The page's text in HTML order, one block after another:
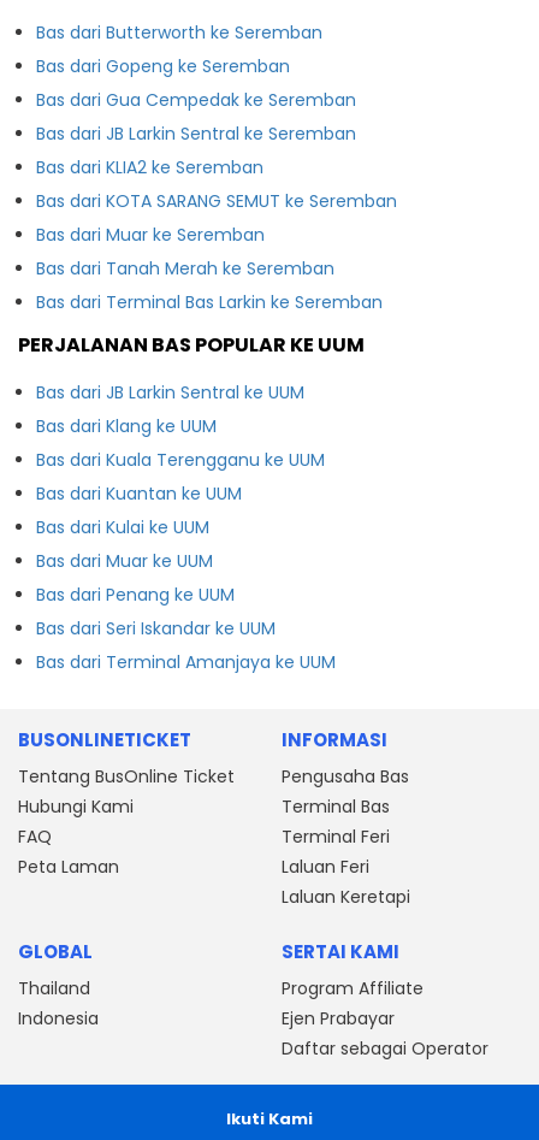
Bas dari Butterworth ke Seremban
Bas dari Gopeng ke Seremban
Bas dari Gua Cempedak ke Seremban
Bas dari JB Larkin Sentral ke Seremban
Bas dari KLIA2 ke Seremban
Bas dari KOTA SARANG SEMUT ke Seremban
Bas dari Muar ke Seremban
Bas dari Tanah Merah ke Seremban
Bas dari Terminal Bas Larkin ke Seremban
PERJALANAN BAS POPULAR KE UUM
Bas dari JB Larkin Sentral ke UUM
Bas dari Klang ke UUM
Bas dari Kuala Terengganu ke UUM
Bas dari Kuantan ke UUM
Bas dari Kulai ke UUM
Bas dari Muar ke UUM
Bas dari Penang ke UUM
Bas dari Seri Iskandar ke UUM
Bas dari Terminal Amanjaya ke UUM
BUSONLINETICKET
Tentang BusOnline Ticket
Hubungi Kami
FAQ
Peta Laman
INFORMASI
Pengusaha Bas
Terminal Bas
Terminal Feri
Laluan Feri
Laluan Keretapi
GLOBAL
Thailand
Indonesia
SERTAI KAMI
Program Affiliate
Ejen Prabayar
Daftar sebagai Operator
Ikuti Kami